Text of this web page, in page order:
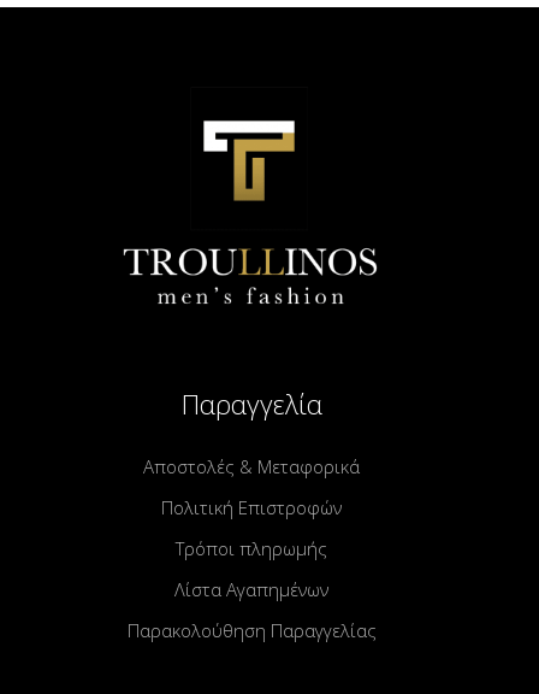
Παραγγελία
Αποστολές & Μεταφορικά
Πολιτική Επιστροφών
Τρόποι πληρωμής
Λίστα Αγαπημένων
Παρακολούθηση Παραγγελίας